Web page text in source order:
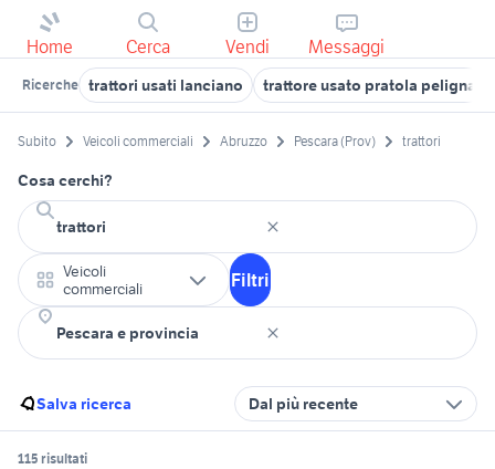
Home Cerca Vendi Messaggi
Ricerche trattori usati lanciano trattore usato pratola peligna
Subito Veicoli commerciali Abruzzo Pescara (Prov) trattori
Cosa cerchi?
Veicoli
commerciali
Filtri
Salva ricerca Dal più recente
115 risultati